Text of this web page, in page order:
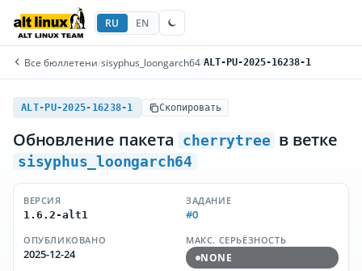
RU EN
Все бюллетени/sisyphus_loongarch64/ALT-PU-2025-16238-1
ALT-PU-2025-16238-1 Скопировать
Обновление пакета cherrytree в ветке
sisyphus_loongarch64
ВЕРСИЯ
1.6.2-alt1
ЗАДАНИЕ
#0
ОПУБЛИКОВАНО
2025-12-24
МАКС. СЕРЬЁЗНОСТЬ
NONE